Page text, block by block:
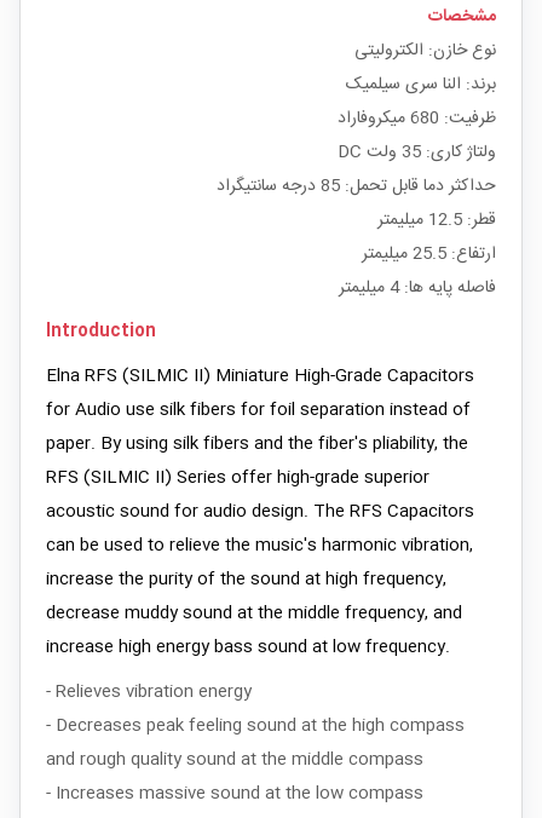
مشخصات
نوع خازن: الکترولیتی
برند: النا سری سیلمیک
ظرفیت: 680 میکروفاراد
ولتاژ کاری: 35 ولت DC
حداکثر دما قابل تحمل: 85 درجه سانتیگراد
قطر: 12.5 میلیمتر
ارتفاع: 25.5 میلیمتر
فاصله پایه ها: 4 میلیمتر
Introduction
Elna RFS (SILMIC II) Miniature High-Grade Capacitors
for Audio use silk fibers for foil separation instead of
paper. By using silk fibers and the fiber's pliability, the
RFS (SILMIC II) Series offer high-grade superior
acoustic sound for audio design. The RFS Capacitors
can be used to relieve the music's harmonic vibration,
increase the purity of the sound at high frequency,
decrease muddy sound at the middle frequency, and
increase high energy bass sound at low frequency.
- Relieves vibration energy
- Decreases peak feeling sound at the high compass
and rough quality sound at the middle compass
- Increases massive sound at the low compass